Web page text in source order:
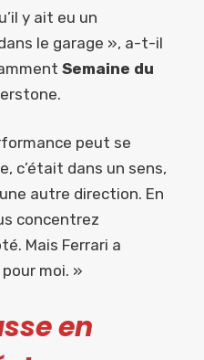
y ait eu un
le garage », a-t-il
Semaine du
peut se
c’était dans un sens,
autre direction. En
concentrez
Mais Ferrari a
moi. »
en